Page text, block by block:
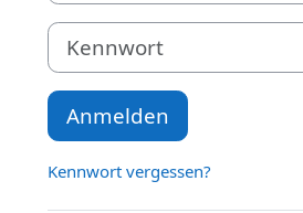
Kennwort
Anmelden
Kennwort vergessen?